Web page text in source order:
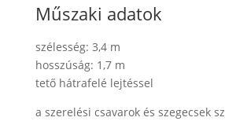
Műszaki adatok
szélesség: 3,4 m
hosszúság: 1,7 m
tető hátrafelé lejtéssel
a szerelési csavarok és szegecsek